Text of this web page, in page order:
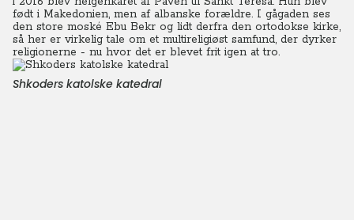
født i Makedonien, men af albanske forældre. I gågaden ses
den store moské Ebu Bekr og lidt derfra den ortodokse kirke,
så her er virkelig tale om et multireligiøst samfund, der dyrker
religionerne - nu hvor det er blevet frit igen at tro.
Shkoders katolske katedral